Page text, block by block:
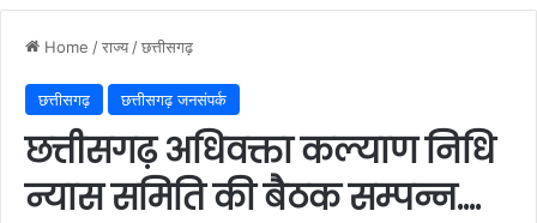
Home /राज्य /छत्तीसगढ़
छत्तीसगढ़ छत्तीसगढ़ जनसंपर्क
छत्तीसगढ़ अधिवक्ता कल्याण निधि
न्यास समिति की बैठक सम्पन्न….